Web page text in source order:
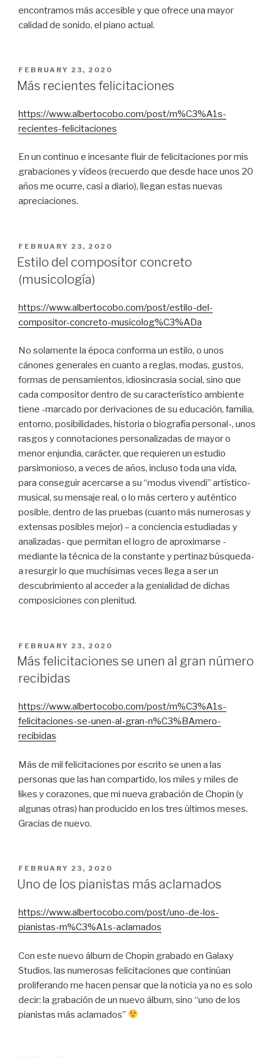
encontramos más accesible y que ofrece una mayor
calidad de sonido, el piano actual.
POSTED
ON
FEBRUARY 23, 2020
Más recientes felicitaciones
https://www.albertocobo.com/post/m%C3%A1s-
recientes-felicitaciones
En un continuo e incesante fluir de felicitaciones por mis
grabaciones y vídeos (recuerdo que desde hace unos 20
años me ocurre, casi a diario), llegan estas nuevas
apreciaciones.
POSTED
ON
FEBRUARY 23, 2020
Estilo del compositor concreto
(musicología)
https://www.albertocobo.com/post/estilo-del-
compositor-concreto-musicolog%C3%ADa
No solamente la época conforma un estilo, o unos
cánones generales en cuanto a reglas, modas, gustos,
formas de pensamientos, idiosincrasia social, sino que
cada compositor dentro de su característico ambiente
tiene -marcado por derivaciones de su educación, familia,
entorno, posibilidades, historia o biografía personal-, unos
rasgos y connotaciones personalizadas de mayor o
menor enjundia, carácter, que requieren un estudio
parsimonioso, a veces de años, incluso toda una vida,
para conseguir acercarse a su “modus vivendi” artístico-
musical, su mensaje real, o lo más certero y auténtico
posible, dentro de las pruebas (cuanto más numerosas y
extensas posibles mejor) – a conciencia estudiadas y
analizadas- que permitan el logro de aproximarse -
mediante la técnica de la constante y pertinaz búsqueda-
a resurgir lo que muchísimas veces llega a ser un
descubrimiento al acceder a la genialidad de dichas
composiciones con plenitud.
POSTED
ON
FEBRUARY 23, 2020
Más felicitaciones se unen al gran número
recibidas
https://www.albertocobo.com/post/m%C3%A1s-
felicitaciones-se-unen-al-gran-n%C3%BAmero-
recibidas
Más de mil felicitaciones por escrito se unen a las
personas que las han compartido, los miles y miles de
likes y corazones, que mi nueva grabación de Chopin (y
algunas otras) han producido en los tres últimos meses.
Gracias de nuevo.
POSTED
ON
FEBRUARY 23, 2020
Uno de los pianistas más aclamados
https://www.albertocobo.com/post/uno-de-los-
pianistas-m%C3%A1s-aclamados
Con este nuevo álbum de Chopin grabado en Galaxy
Studios, las numerosas felicitaciones que continúan
proliferando me hacen pensar que la noticia ya no es solo
decir: la grabación de un nuevo álbum, sino “uno de los
pianistas más aclamados”